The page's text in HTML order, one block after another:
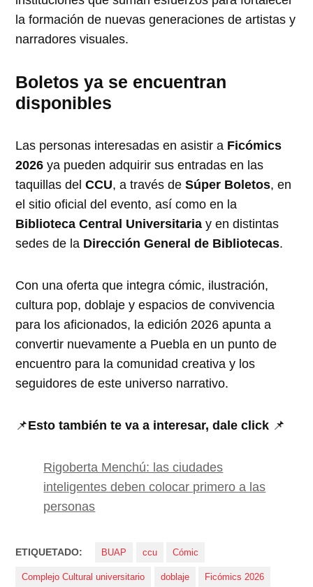
la formación de nuevas generaciones de artistas y
narradores visuales.
Boletos ya se encuentran
disponibles
Las personas interesadas en asistir a Ficómics
2026 ya pueden adquirir sus entradas en las
taquillas delCCU, a través deSúper Boletos, en
el sitio oficial del evento, así como en la
Biblioteca Central Universitaria y en distintas
sedes de la Dirección General de Bibliotecas.
Con una oferta que integra cómic, ilustración,
cultura pop, doblaje y espacios de convivencia
para los aficionados, la edición 2026 apunta a
convertir nuevamente a Puebla en un punto de
encuentro para la comunidad creativa y los
seguidores de este universo narrativo.
📌Esto también te va a interesar, dale click 📌
Rigoberta Menchú: las ciudades
inteligentes deben colocar primero a las
personas
ETIQUETADO: BUAP ccu Cómic
Complejo Cultural universitario doblaje Ficómics 2026